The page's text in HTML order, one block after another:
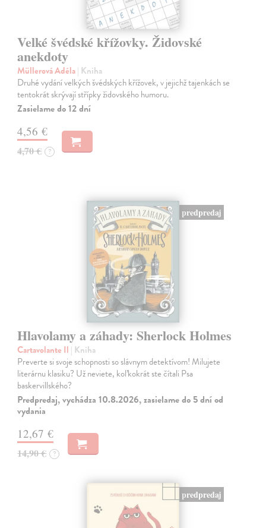
Velké švédské křížovky. Židovské
anekdoty
Müllerová Adéla| Kniha
Druhé vydání velkých švédských křížovek, v jejichž tajenkách se
tentokrát skrývají střípky židovského humoru.
Zasielame do 12 dní
4,56 €
4,70 € ?
predpredaj
Hlavolamy a záhady: Sherlock Holmes
Cartavolante Il | Kniha
Preverte si svoje schopnosti so slávnym detektívom! Milujete
literárnu klasiku? Už neviete, koľkokrát ste čítali Psa
baskervillského?
Predpredaj, vychádza 10.8.2026, zasielame do 5 dní od
vydania
12,67 €
14,90 € ?
predpredaj